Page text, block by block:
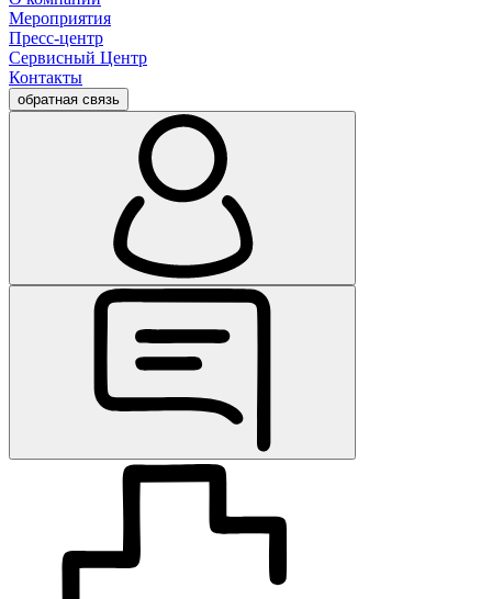
Мероприятия
Пресс-центр
Сервисный Центр
Контакты
обратная связь